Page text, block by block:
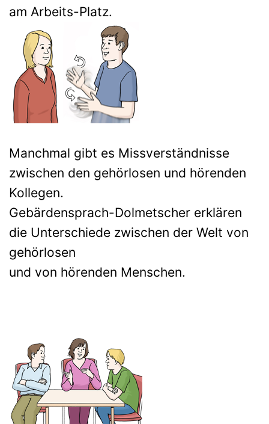
am Arbeits-Platz.
Manchmal gibt es Missverständnisse
zwischen den gehörlosen und hörenden
Kollegen.
Gebärdensprach-Dolmetscher erklären
die Unterschiede zwischen der Welt von
gehörlosen
und von hörenden Menschen.